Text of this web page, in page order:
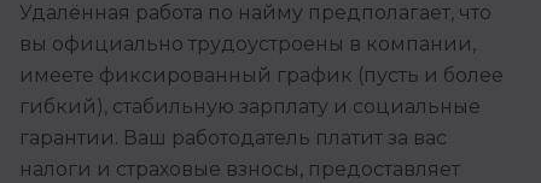
Удалённая работа по найму предполагает, что
вы официально трудоустроены в компании,
имеете фиксированный график (пусть и более
гибкий), стабильную зарплату и социальные
гарантии. Ваш работодатель платит за вас
налоги и страховые взносы, предоставляет